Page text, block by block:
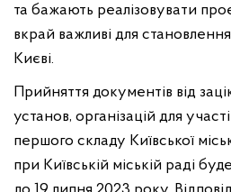
та бажають реалізовувати
вкрай важливі для
Києві.
Прийняття документів від
установ, організацій для
першого складу Київської
при Київській міській раді